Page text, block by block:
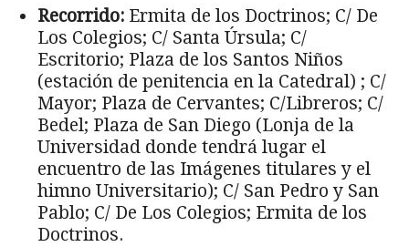
Recorrido: Ermita de los Doctrinos; C/ De
Los Colegios; C/ Santa Úrsula; C/
Escritorio; Plaza de los Santos Niños
(estación de penitencia en la Catedral) ; C/
Mayor; Plaza de Cervantes; C/Libreros; C/
Bedel; Plaza de San Diego (Lonja de la
Universidad donde tendrá lugar el
encuentro de las Imágenes titulares y el
himno Universitario); C/ San Pedro y San
Pablo; C/ De Los Colegios; Ermita de los
Doctrinos.